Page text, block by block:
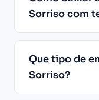
Sorriso com
Que tipo de
Sorriso?